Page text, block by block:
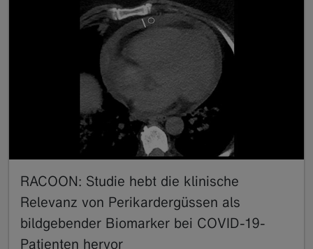
RACOON: Studie hebt die klinische
Relevanz von Perikardergüssen als
bildgebender Biomarker bei COVID-19-
Patienten hervor